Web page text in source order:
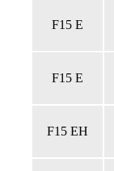
F15 E
F15 E
F15 EH